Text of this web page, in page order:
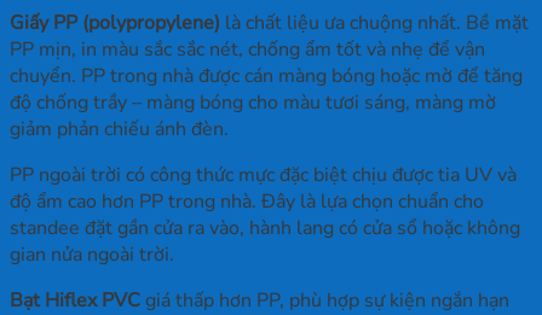
Giấy PP (polypropylene) là chất liệu ưa chuộng nhất. Bề mặt
PP mịn, in màu sắc sắc nét, chống ẩm tốt và nhẹ để vận
chuyển. PP trong nhà được cán màng bóng hoặc mờ để tăng
độ chống trầy – màng bóng cho màu tươi sáng, màng mờ
giảm phản chiếu ánh đèn.
PP ngoài trời có công thức mực đặc biệt chịu được tia UV và
độ ẩm cao hơn PP trong nhà. Đây là lựa chọn chuẩn cho
standee đặt gần cửa ra vào, hành lang có cửa sổ hoặc không
gian nửa ngoài trời.
Bạt Hiflex PVCgiá thấp hơn PP, phù hợp sự kiện ngắn hạn